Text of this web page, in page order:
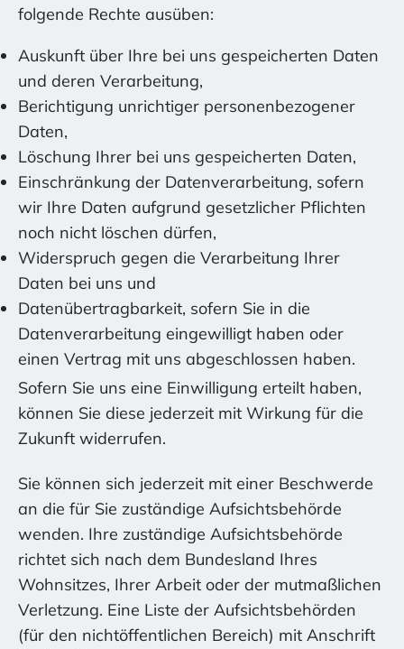
folgende Rechte ausüben:
Auskunft über Ihre bei uns gespeicherten Daten
und deren Verarbeitung,
Berichtigung unrichtiger personenbezogener
Daten,
Löschung Ihrer bei uns gespeicherten Daten,
Einschränkung der Datenverarbeitung, sofern
wir Ihre Daten aufgrund gesetzlicher Pflichten
noch nicht löschen dürfen,
Widerspruch gegen die Verarbeitung Ihrer
Daten bei uns und
Datenübertragbarkeit, sofern Sie in die
Datenverarbeitung eingewilligt haben oder
einen Vertrag mit uns abgeschlossen haben.
Sofern Sie uns eine Einwilligung erteilt haben,
können Sie diese jederzeit mit Wirkung für die
Zukunft widerrufen.
Sie können sich jederzeit mit einer Beschwerde
an die für Sie zuständige Aufsichtsbehörde
wenden. Ihre zuständige Aufsichtsbehörde
richtet sich nach dem Bundesland Ihres
Wohnsitzes, Ihrer Arbeit oder der mutmaßlichen
Verletzung. Eine Liste der Aufsichtsbehörden
(für den nichtöffentlichen Bereich) mit Anschrift